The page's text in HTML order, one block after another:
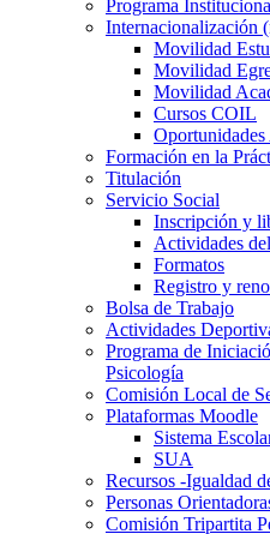
Programa
Internacionalización
Movilidad
Movilidad
Movilidad
Cursos COIL
Formación en la
Titulación
Servicio Social
Inscripción y
Actividades
Formatos
Registro y
Bolsa de Trabajo
Actividades
Programa de
Psicología
Comisión Local de
Plataformas Moodle
Sistema
SUA
Recursos -Igualdad
Personas
Comisión Tripartita